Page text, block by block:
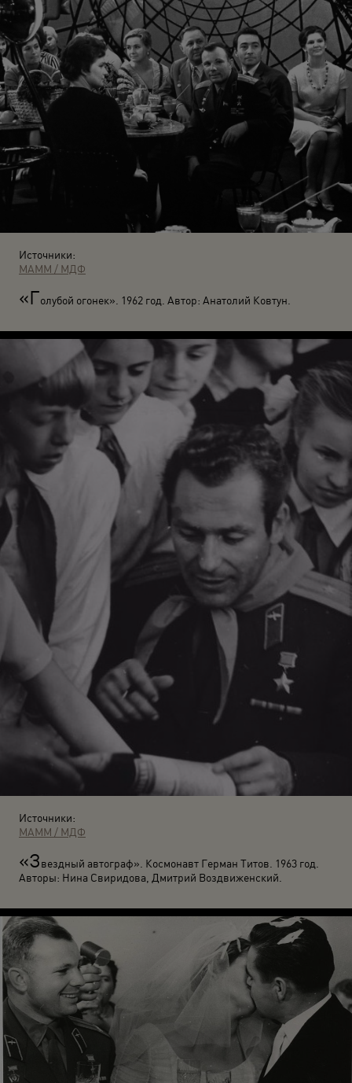
Источники:
МАММ / МДФ
«Голубой огонек». 1962 год. Автор: Анатолий Ковтун.
Источники:
МАММ / МДФ
«Звездный автограф». Космонавт Герман Титов. 1963 год.
Авторы: Нина Свиридова, Дмитрий Воздвиженский.